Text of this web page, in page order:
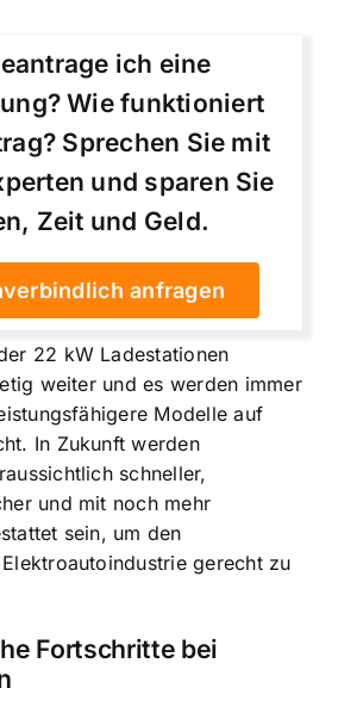
ich eine
Wie funktioniert
Sprechen Sie mit
und sparen Sie
Zeit und Geld.
anfragen
22 kW Ladestationen
weiter und es werden immer
Modelle auf
In Zukunft werden
schneller,
und mit noch mehr
sein, um den
gerecht zu
Fortschritte bei